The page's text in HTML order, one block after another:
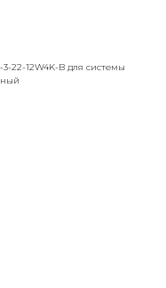
22-12W4K-B для системы